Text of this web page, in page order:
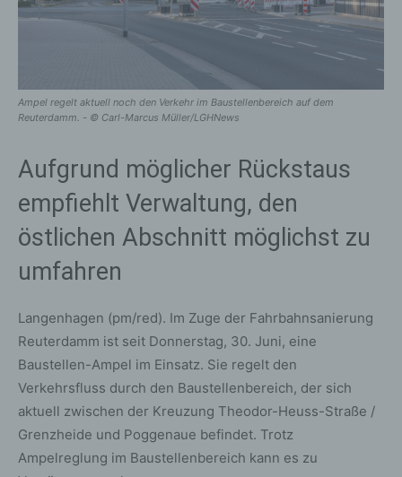
Ampel regelt aktuell noch den Verkehr im Baustellenbereich auf dem
Reuterdamm. - © Carl-Marcus Müller/LGHNews
Aufgrund möglicher Rückstaus
empfiehlt Verwaltung, den
östlichen Abschnitt möglichst zu
umfahren
Langenhagen (pm/red). Im Zuge der Fahrbahnsanierung
Reuterdamm ist seit Donnerstag, 30. Juni, eine
Baustellen-Ampel im Einsatz. Sie regelt den
Verkehrsfluss durch den Baustellenbereich, der sich
aktuell zwischen der Kreuzung Theodor-Heuss-Straße /
Grenzheide und Poggenaue befindet. Trotz
Ampelreglung im Baustellenbereich kann es zu